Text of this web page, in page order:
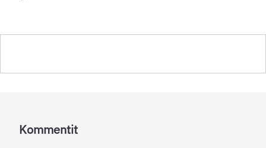
Kommentit